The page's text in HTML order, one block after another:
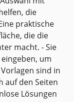
die
praktische
die die
macht. - Sie
um
sind in
auf den Seiten
Lösungen